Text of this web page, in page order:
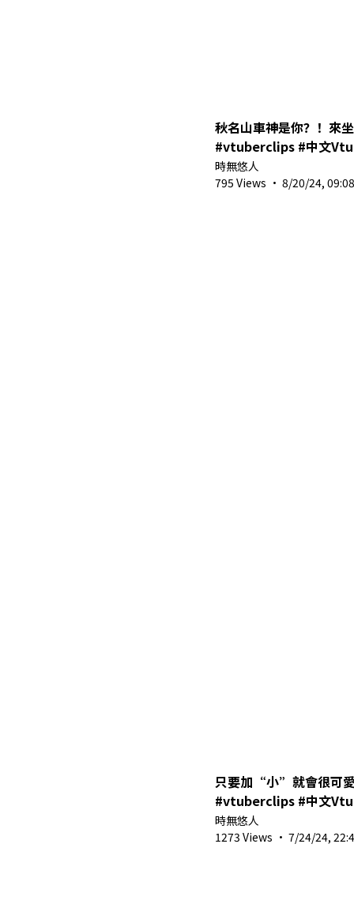
秋名山車神是你？！來坐我的
#vtuberclips #中文
時無悠人
795 Views · 8/20/24, 09:08
只要加“小”就會很可愛
#vtuberclips #中文
時無悠人
1273 Views · 7/24/24,